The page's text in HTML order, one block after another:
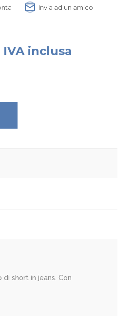
Invia ad un amico
inclusa
short in jeans. Con